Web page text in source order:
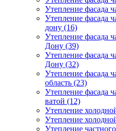
Утепление фасада
Утепление фасада
дону (16)
Утепление фасада
Дону (39)
Утепление фасада
Дону (32)
Утепление фасада
область (23)
Утепление фасада
ватой (12)
Утепление
Утепление
Утепление